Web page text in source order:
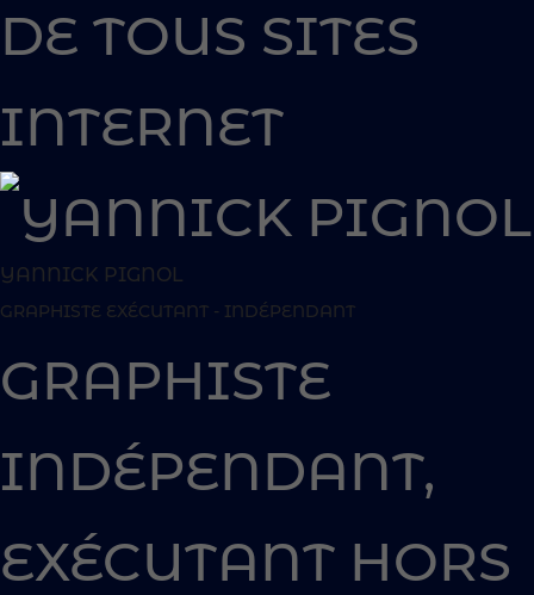
DE TOUS SITES
INTERNET
YANNICK PIGNOL
GRAPHISTE EXÉCUTANT - INDÉPENDANT
GRAPHISTE
INDÉPENDANT,
EXÉCUTANT HORS